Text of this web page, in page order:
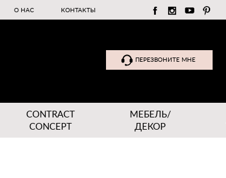
О НАС КОНТАКТЫ
ПЕРЕЗВОНИТЕ МНЕ
CONTRACT
CONCEPT
МЕБЕЛЬ/
ДЕКОР